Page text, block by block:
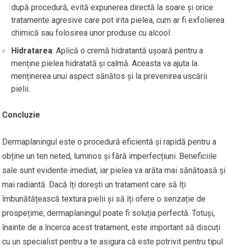
după procedură, evită expunerea directă la soare și orice
tratamente agresive care pot irita pielea, cum ar fi exfolierea
chimică sau folosirea unor produse cu alcool.
Hidratarea: Aplică o cremă hidratantă ușoară pentru a
menține pielea hidratată și calmă. Aceasta va ajuta la
menținerea unui aspect sănătos și la prevenirea uscării
pielii.
Concluzie
Dermaplaningul este o procedură eficientă și rapidă pentru a
obține un ten neted, luminos și fără imperfecțiuni. Beneficiile
sale sunt evidente imediat, iar pielea va arăta mai sănătoasă și
mai radiantă. Dacă îți dorești un tratament care să îți
îmbunătățească textura pielii și să îți ofere o senzație de
prospețime, dermaplaningul poate fi soluția perfectă. Totuși,
înainte de a încerca acest tratament, este important să discuți
cu un specialist pentru a te asigura că este potrivit pentru tipul